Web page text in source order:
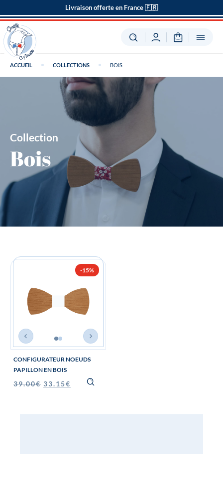
Livraison offerte en France 🇫🇷
ACCUEIL COLLECTIONS BOIS
Bois
Collection
-15%
CONFIGURATEUR NOEUDS
PAPILLON EN BOIS
39.00€ 33.15€